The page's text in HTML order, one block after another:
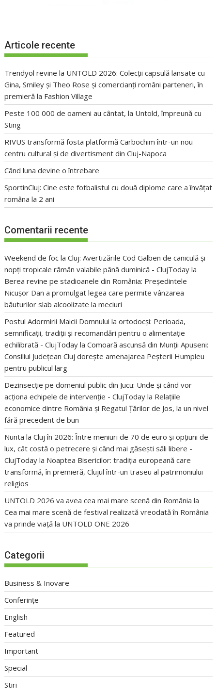
Articole recente
Trendyol revine la UNTOLD 2026: Colecții capsulă lansate cu
Gina, Smiley și Theo Rose și comercianți români parteneri, în
premieră la Fashion Village
Peste 100 000 de oameni au cântat, la Untold, împreună cu
Sting
RIVUS transformă fosta platformă Carbochim într-un nou
centru cultural și de divertisment din Cluj-Napoca
Când luna devine o întrebare
SportinCluj: Cine este fotbalistul cu două diplome care a învățat
româna la 2 ani
Comentarii recente
Weekend de foc la Cluj: Avertizările Cod Galben de caniculă și
nopți tropicale rămân valabile până duminică - ClujToday la
Berea revine pe stadioanele din România: Președintele
Nicușor Dan a promulgat legea care permite vânzarea
băuturilor slab alcoolizate la meciuri
Postul Adormirii Maicii Domnului la ortodocși: Perioada,
semnificații, tradiții și recomandări pentru o alimentație
echilibrată - ClujToday laComoară ascunsă din Munții Apuseni:
Consiliul Județean Cluj dorește amenajarea Peșterii Humpleu
pentru publicul larg
Dezinsecție pe domeniul public din Jucu: Unde și când vor
acționa echipele de intervenție - ClujToday la Relațiile
economice dintre România și Regatul Țărilor de Jos, la un nivel
fără precedent de bun
Nunta la Cluj în 2026: Între meniuri de 70 de euro și opțiuni de
lux, cât costă o petrecere și când mai găsești săli libere -
ClujToday la Noaptea Bisericilor: tradiția europeană care
transformă, în premieră, Clujul într-un traseu al patrimoniului
religios
UNTOLD 2026 va avea cea mai mare scenă din România la
Cea mai mare scenă de festival realizată vreodată în România
va prinde viață la UNTOLD ONE 2026
Categorii
Business & Inovare
Conferințe
English
Featured
Important
Special
Stiri